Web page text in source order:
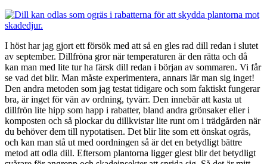
I höst har jag gjort ett försök med att så en gles rad dill redan i slutet
av september. Dillfröna gror när temperaturen är den rätta och då
kan man med lite tur ha färsk dill redan i början av sommaren. Vi får
se vad det blir. Man måste experimentera, annars lär man sig inget!
Den andra metoden som jag testat tidigare och som faktiskt fungerar
bra, är inget för vän av ordning, tyvärr. Den innebär att kasta ut
dillfrön lite hipp som happ i rabatter, bland andra grönsaker eller i
komposten och så plockar du dillkvistar lite runt om i trädgården när
du behöver dem till nypotatisen. Det blir lite som ett önskat ogräs,
och kan man stå ut med oordningen så är det en betydligt bättre
metod att odla dill. Eftersom plantorna ligger glest blir det betydligt